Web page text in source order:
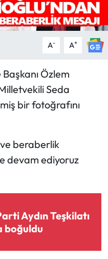
A- A+
Özlem
Seda
bir fotoğrafını
beraberlik
devam ediyoruz
Aydın Teşkilatı
boğuldu